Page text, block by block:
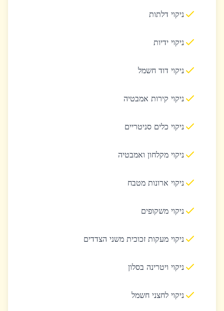
ניקוי דלתות
ניקוי ידיות
ניקוי דוד חשמל
ניקוי קירות אמבטיה
ניקוי כלים סניטריים
ניקוי מקלחון ואמבטיה
ניקוי ארונות מטבח
ניקוי משקופים
ניקוי מעקות זכוכית משני הצדדים
ניקוי ויטרינה בסלון
ניקוי לחצני חשמל